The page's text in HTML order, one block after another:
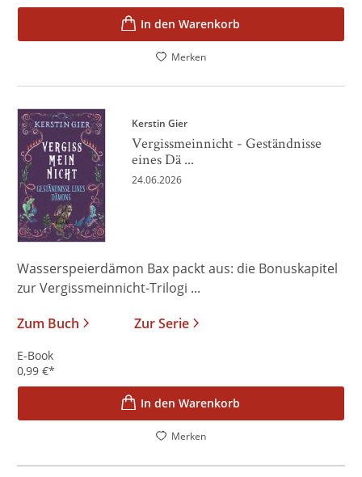
In den Warenkorb
Merken
Kerstin Gier
Vergissmeinnicht - Geständnisse
eines Dä ...
24.06.2026
Wasserspeierdämon Bax packt aus: die Bonuskapitel
zur Vergissmeinnicht-Trilogi ...
Zum Buch
Zur Serie
E-Book
0,99 €*
In den Warenkorb
Merken